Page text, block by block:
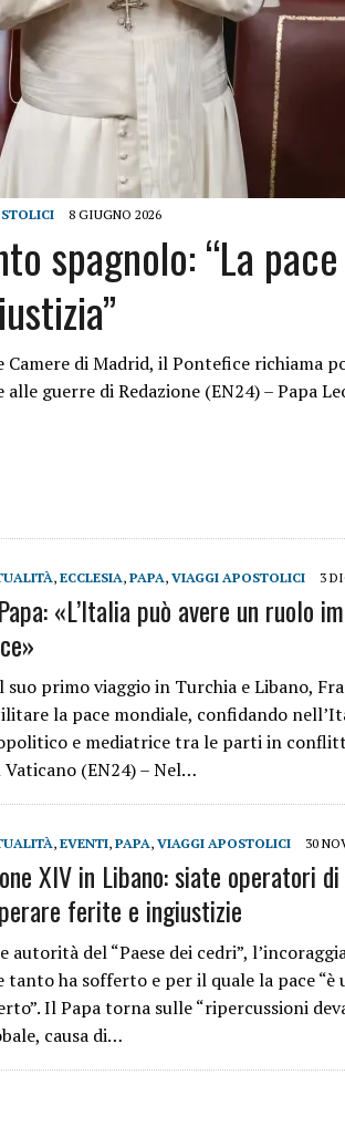
8 GIUGNO 2026
spagnolo: “La
di Madrid, il Pontefice richiama
guerre di Redazione (EN24) – Papa
, ECCLESIA, PAPA, VIAGGI APOSTOLICI 3
«L’Italia può avere un ruolo
suo primo viaggio in Turchia e Libano,
la pace mondiale, confidando
e mediatrice tra le parti in
Vaticano (EN24) – Nel…
, EVENTI, PAPA, VIAGGI APOSTOLICI 30
XIV in Libano: siate operatori
ferite e ingiustizie
autorità del “Paese dei cedri”,
tanto ha sofferto e per il quale la pace “è
Il Papa torna sulle “ripercussioni
causa di…